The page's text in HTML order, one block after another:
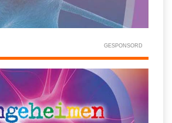
GESPONSORD